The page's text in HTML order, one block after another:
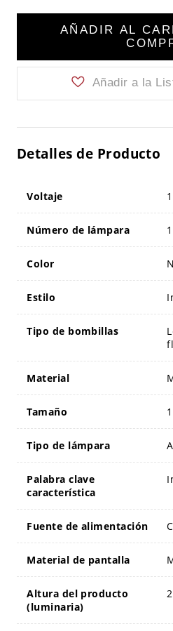
AÑADIR AL
Añadir a la
Detalles de Producto
Voltaje
Número de lámpara 1
Color
Estilo
Tipo de bombillas
Material
Tamaño
Tipo de lámpara
Palabra clave
característica
Fuente de alimentación
Material de pantalla
Altura del producto
(luminaria)